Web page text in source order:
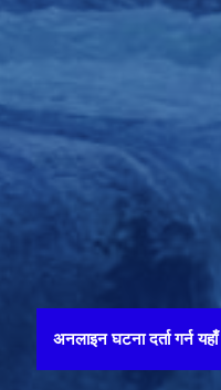
अनलाइन घटना दर्ता गर्न यहाँ